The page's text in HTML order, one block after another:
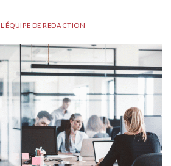
L'ÉQUIPE DE REDACTION